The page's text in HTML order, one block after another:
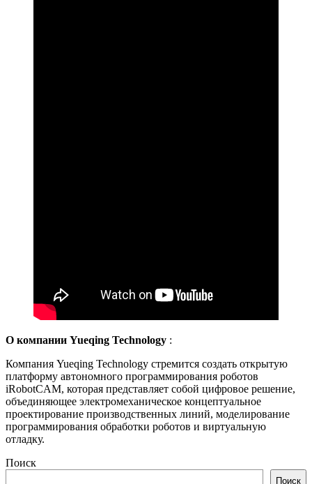
О компании Yueqing Technology :
Компания Yueqing Technology стремится создать открытую
платформу автономного программирования роботов
iRobotCAM, которая представляет собой цифровое решение,
объединяющее электромеханическое концептуальное
проектирование производственных линий, моделирование
программирования обработки роботов и виртуальную
отладку.
Поиск
Поиск